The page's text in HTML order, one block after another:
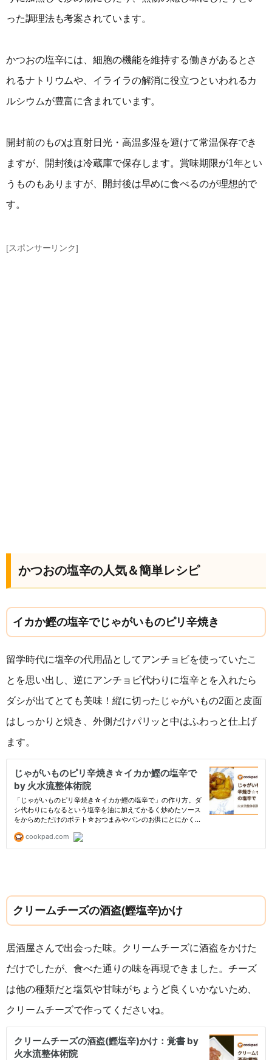
った調理法も考案されています。
かつおの塩辛には、細胞の機能を維持する働きがあるとさ
れるナトリウムや、イライラの解消に役立つといわれるカ
ルシウムが豊富に含まれています。
開封前のものは直射日光・高温多湿を避けて常温保存でき
ますが、開封後は冷蔵庫で保存します。賞味期限が1年とい
うものもありますが、開封後は早めに食べるのが理想的で
す。
[スポンサーリンク]
かつおの塩辛の人気＆簡単レシピ
イカか鰹の塩辛でじゃがいものピリ辛焼き
留学時代に塩辛の代用品としてアンチョビを使っていたこ
とを思い出し、逆にアンチョビ代わりに塩辛とを入れたら
ダシが出てとても美味！縦に切ったじゃがいもの2面と皮面
はしっかりと焼き、外側だけパリッと中はふわっと仕上げ
ます。
クリームチーズの酒盗(鰹塩辛)かけ
居酒屋さんで出会った味。クリームチーズに酒盗をかけた
だけでしたが、食べた通りの味を再現できました。チーズ
は他の種類だと塩気や甘味がちょうど良くいかないため、
クリームチーズで作ってくださいね。